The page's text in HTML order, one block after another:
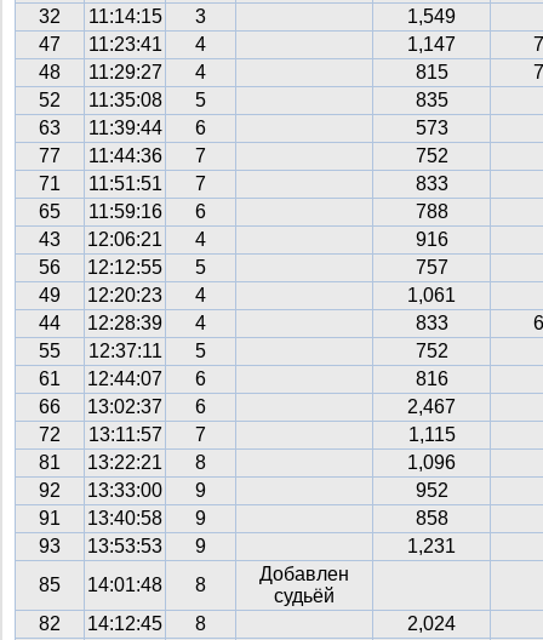
32
11:14:15 3
1,549
47
11:23:41 4 1,147
48
11:29:27 4 815
52
11:35:08 5
835
63
11:39:44 6
573
77
11:44:36 7
752
71
11:51:51 7
833
65
11:59:16 6
788
43
12:06:21 4
916
56
12:12:55 5
757
49
12:20:23 4
1,061
44
12:28:39 4 833
55
12:37:11 5
752
61
12:44:07 6
816
66
13:02:37 6
2,467
72
13:11:57 7
1,115
81
13:22:21 8
1,096
92
13:33:00 9
952
91
13:40:58 9
858
93
13:53:53 9
1,231
85
14:01:48 8
Добавлен
судьёй
82
14:12:45 8
2,024